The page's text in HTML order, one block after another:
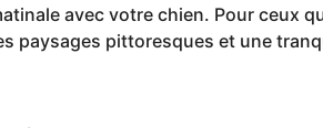
avec votre chien. Pour ceux
paysages pittoresques et une